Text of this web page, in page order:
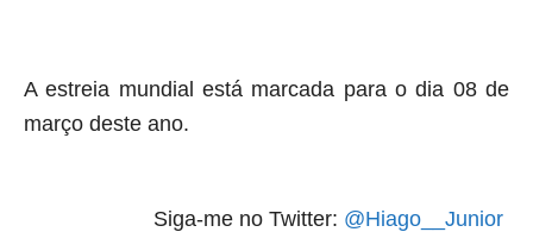
A estreia mundial está marcada para o dia 08 de
março deste ano.
Siga-me no Twitter: @Hiago__Junior